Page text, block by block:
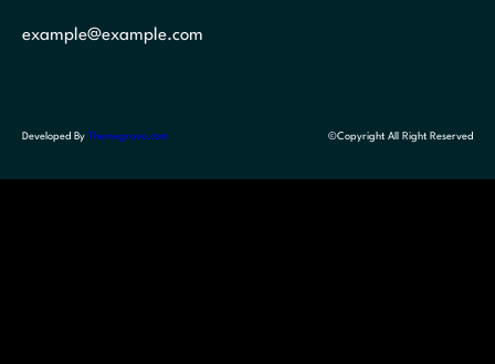
example@example.com
Developed By Themegrove.com ©Copyright All Right Reserved